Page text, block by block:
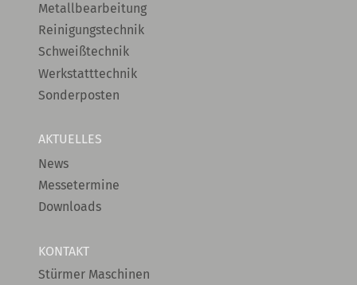
Metallbearbeitung
Reinigungstechnik
Schweißtechnik
Werkstatttechnik
Sonderposten
AKTUELLES
News
Messetermine
Downloads
KONTAKT
Stürmer Maschinen